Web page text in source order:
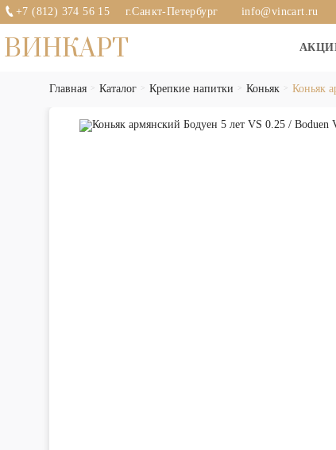
+7 (812) 374 56 15 г.Санкт-Петербург info@vincart.ru
ВИНКАРТ
Главная Каталог Крепкие напитки Коньяк Коньяк